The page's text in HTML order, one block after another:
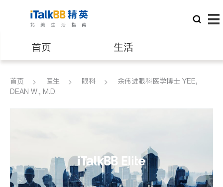
首页 生活
医生 律师
养老 非盈利组织
首页 医生 眼科
余伟进眼科医学博士 YEE,
DEAN W., M.D.